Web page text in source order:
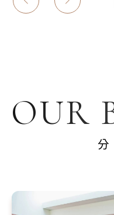
OUR